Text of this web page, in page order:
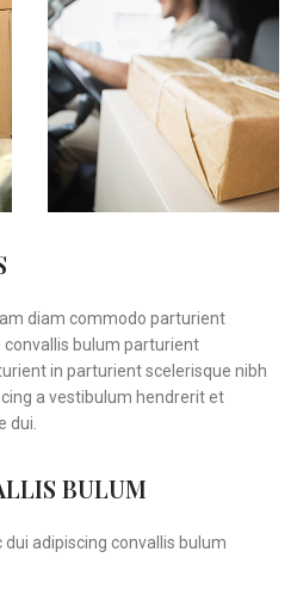
diam commodo parturient
bulum parturient
in parturient scelerisque nibh
a vestibulum hendrerit et
dui.
BULUM
adipiscing convallis bulum